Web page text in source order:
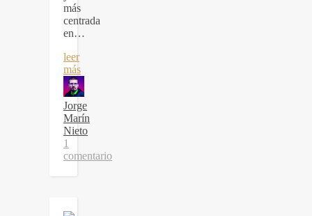
más
centrada
en…
leer
más
Jorge
Marín
Nieto
1
comentario